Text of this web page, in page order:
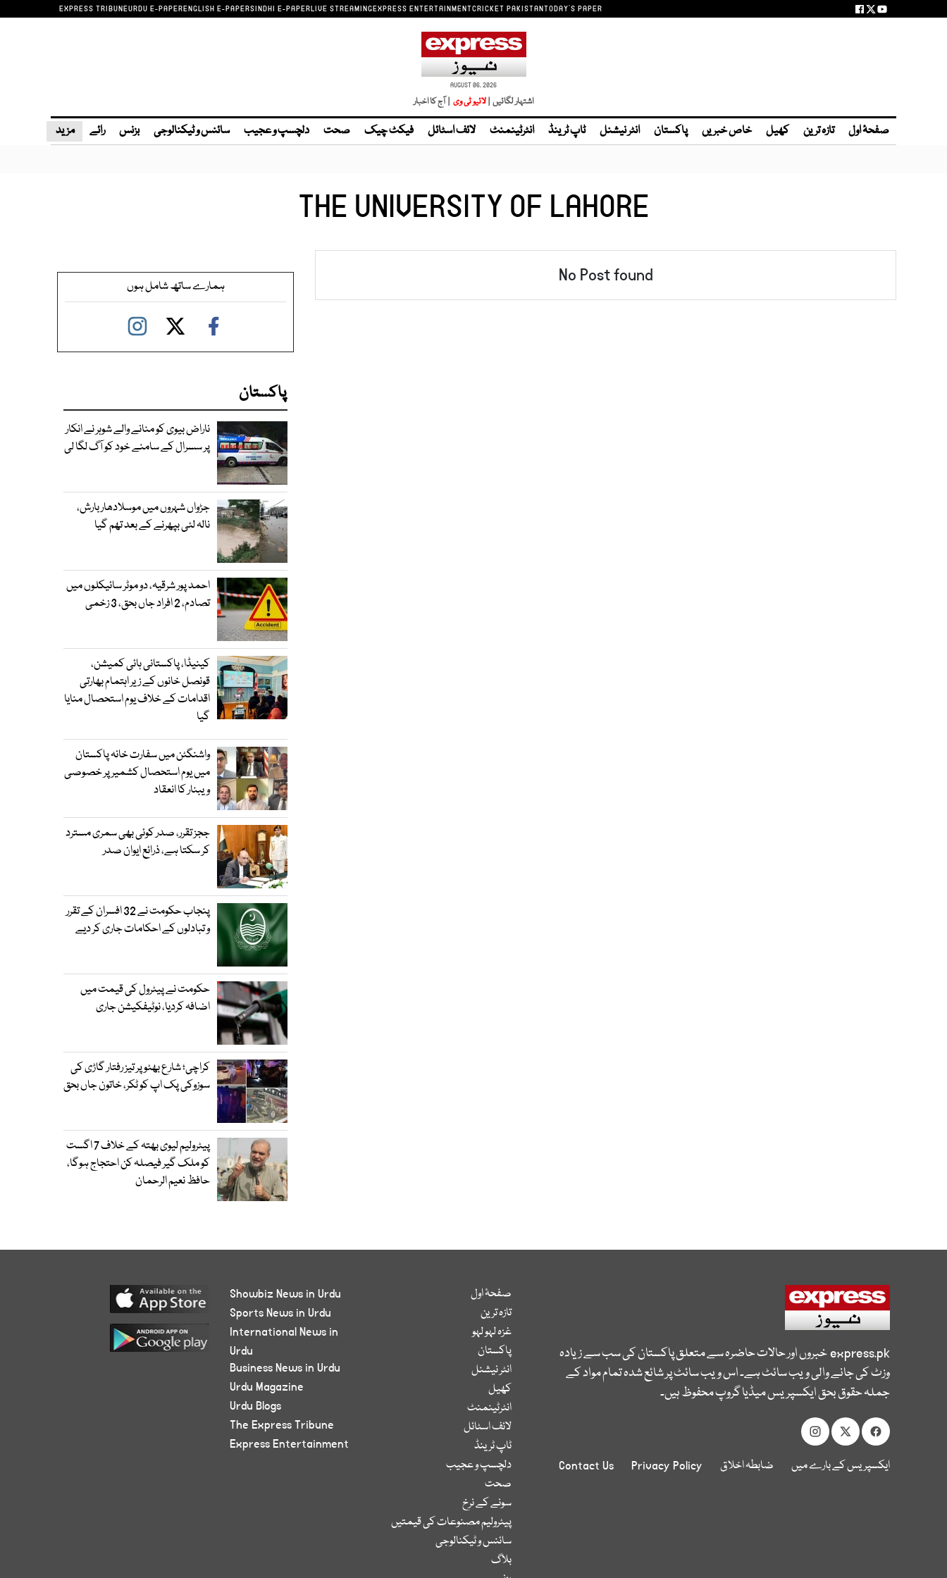
EXPRESS TRIBUNEURDU E-PAPERENGLISH E-PAPERSINDHI E-PAPERLIVE STREAMINGEXPRESS ENTERTAINMENTCRICKET PAKISTANTODAY'S PAPER
AUGUST 06, 2026
اشتہار لگائیں |لائیو ٹی وی | آج کا اخبار
صفحۂ اول تازہ ترین کھیل خاص خبریں پاکستان انٹر نیشنل ٹاپ ٹرینڈ انٹرٹینمنٹ لائف اسٹائل فیکٹ چیک صحت دلچسپ و عجیب سائنس و ٹیکنالوجی بزنس رائے مزید
THE UNIVERSITY OF LAHORE
No Post found ہمارے ساتھ شامل ہوں
پاکستان
ناراض بیوی کو منانے والے شوہر نے انکار
پر سسرال کے سامنے خود کو آگ لگا لی
جڑواں شہروں میں موسلادھار بارش،
نالہ لئی بپھرنے کے بعد تھم گیا
احمد پور شرقیہ، دو موٹر سائیکلوں میں
تصادم، 2 افراد جاں بحق، 3 زخمی
کینیڈا، پاکستانی ہائی کمیشن،
قونصل خانوں کے زیر اہتمام بھارتی
اقدامات کے خلاف یوم استحصال منایا
گیا
واشنگٹن میں سفارت خانہ پاکستان
میں یوم استحصال کشمیر پر خصوصی
ویبنار کا انعقاد
ججز تقرر، صدر کوئی بھی سمری مسترد
کر سکتا ہے، ذرائع ایوان صدر
پنجاب حکومت نے 32 افسران کے تقرر
و تبادلوں کے احکامات جاری کر دیے
حکومت نے پیٹرول کی قیمت میں
اضافہ کردیا، نوٹیفکیشن جاری
کراچی؛ شارع بھٹو پر تیز رفتار گاڑی کی
سوزوکی پک اپ کو ٹکر، خاتون جاں بحق
پیٹرولیم لیوی بھتہ کے خلاف 7 اگست
کو ملک گیر فیصلہ کن احتجاج ہوگا،
حافظ نعیم الرحمان
express.pkخبروں اور حالات حاضرہ سے متعلق پاکستان کی سب سے زیادہ
وزٹ کی جانے والی ویب سائٹ ہے۔ اس ویب سائٹ پر شائع شدہ تمام مواد کے
جملہ حقوق بحق ایکسپریس میڈیا گروپ محفوظ ہیں۔
ایکسپریس کے بارے میں ضابطہ اخلاق Privacy Policy
Contact Us
صفحۂ اول
تازہ ترین
غزہ لہو لہو
پاکستان
انٹر نیشنل
کھیل
انٹرٹینمنٹ
لائف اسٹائل
ٹاپ ٹرینڈ
دلچسپ و عجیب
صحت
سونے کے نرخ
پیٹرولیم مصنوعات کی قیمتیں
سائنس و ٹیکنالوجی
بلاگ
Showbiz News in Urdu
Sports News in Urdu
International News in
Urdu
Business News in Urdu
Urdu Magazine
Urdu Blogs
The Express Tribune
Express Entertainment